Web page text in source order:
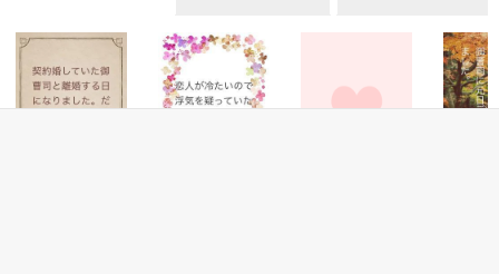
悩み傷つき　精一杯愛した人